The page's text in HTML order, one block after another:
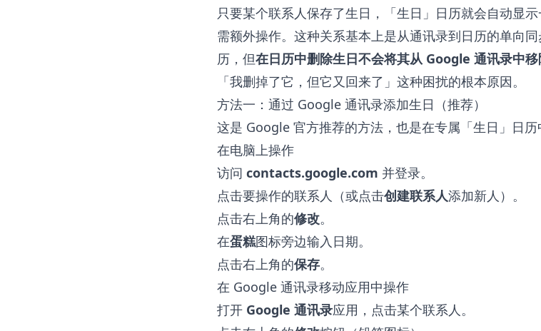
只要某个联系人保存了生日，「生日」日历就会自动显
需额外操作。这种关系基本上是从通讯录到日历的单向
历，但在日历中删除生日不会将其从 Google 通讯录中移
「我删掉了它，但它又回来了」这种困扰的根本原因。
方法一：通过 Google 通讯录添加生日（推荐）
这是 Google 官方推荐的方法，也是在专属「生日」日历
在电脑上操作
访问 contacts.google.com 并登录。
点击要操作的联系人（或点击创建联系人添加新人）。
点击右上角的修改。
在蛋糕图标旁边输入日期。
点击右上角的保存。
在 Google 通讯录移动应用中操作
打开 Google 通讯录应用，点击某个联系人。